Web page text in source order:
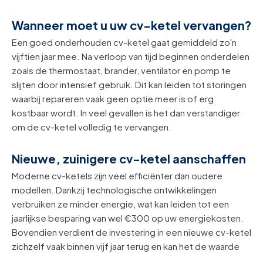
Wanneer moet u uw cv-ketel vervangen?
Een goed onderhouden cv-ketel gaat gemiddeld zo'n
vijftien jaar mee. Na verloop van tijd beginnen onderdelen
zoals de thermostaat, brander, ventilator en pomp te
slijten door intensief gebruik. Dit kan leiden tot storingen
waarbij repareren vaak geen optie meer is of erg
kostbaar wordt. In veel gevallen is het dan verstandiger
om de cv-ketel volledig te vervangen.
Nieuwe, zuinigere cv-ketel aanschaffen
Moderne cv-ketels zijn veel efficiënter dan oudere
modellen. Dankzij technologische ontwikkelingen
verbruiken ze minder energie, wat kan leiden tot een
jaarlijkse besparing van wel €300 op uw energiekosten.
Bovendien verdient de investering in een nieuwe cv-ketel
zichzelf vaak binnen vijf jaar terug en kan het de waarde